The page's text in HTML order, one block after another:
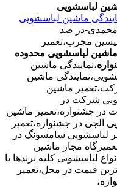
لباسشویی
ماشین لباسشویی
حبیب محمدی-در صد
مجرب،تعمیر
ماشین لباسشویی محدوده
،نمایندگی ماشین
ماشین
ماشین
شرکت در
در جشنواره،تعمیر ماشین
الجی در جشنواره،تعمیر
لباسشویی سامسونگ در
مجاز ماشین
لباسشویی کلیه برندها با
قیمت در محل،تعمیر